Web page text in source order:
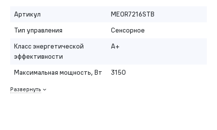
Артикул
MEOR7216STB
Тип управления
Сенсорное
Класс энергетической
эффективности
A+
Максимальная мощность, Вт 3150
Развернуть